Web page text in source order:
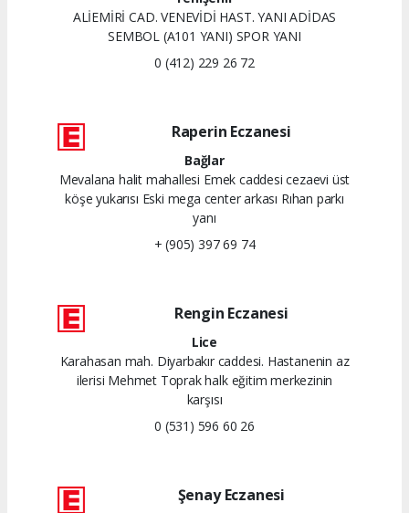
ALİEMİRİ CAD. VENEVİDİ HAST. YANI ADİDAS
SEMBOL (A101 YANI) SPOR YANI
0 (412) 229 26 72
Raperin Eczanesi
Bağlar
Mevalana halit mahallesi Emek caddesi cezaevi üst
köşe yukarısı Eski mega center arkası Rıhan parkı
yanı
+ (905) 397 69 74
Rengin Eczanesi
Lice
Karahasan mah. Diyarbakır caddesi. Hastanenin az
ilerisi Mehmet Toprak halk eğitim merkezinin
karşısı
0 (531) 596 60 26
Şenay Eczanesi